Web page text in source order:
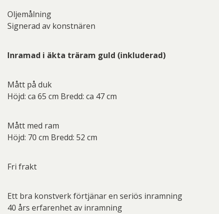
Oljemålning
Signerad av konstnären
Inramad i äkta träram guld (inkluderad)
Mått på duk
Höjd: ca 65 cm Bredd: ca 47 cm
Mått med ram
Höjd: 70 cm Bredd: 52 cm
Fri frakt
Ett bra konstverk förtjänar en seriös inramning
40 års erfarenhet av inramning